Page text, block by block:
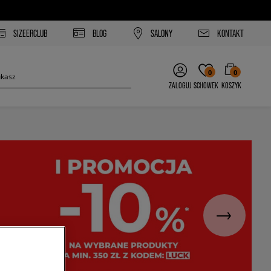
SIZEERCLUB BLOG SALONY KONTAKT
ZALOGUJ
0
SCHOWEK
0
KOSZYK